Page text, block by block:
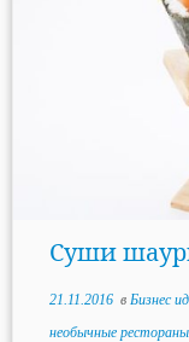
Суши
21.11.2016в Бизнес
необычные рестораны